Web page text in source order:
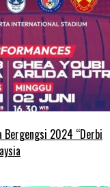
Bergengsi 2024 “Derbi